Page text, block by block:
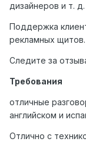
дизайнеров и т. д.
Поддержка
рекламных щитов.
Следите за
Требования
отличные
английском и
Отлично с